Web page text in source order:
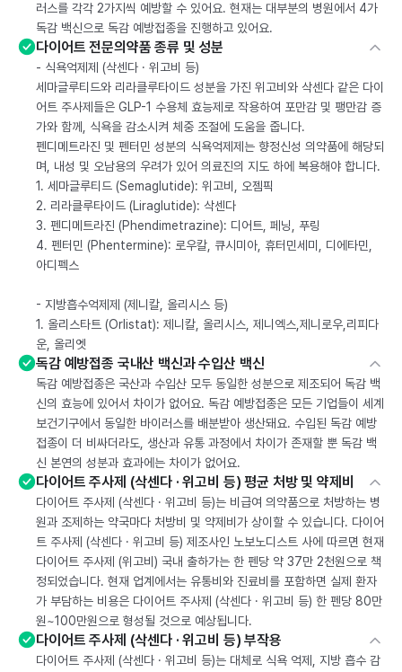
러스를 각각 2가지씩 예방할 수 있어요. 현재는 대부분의 병원에서 4가
독감 백신으로 독감 예방접종을 진행하고 있어요.
다이어트 전문의약품 종류 및 성분
- 식욕억제제 (삭센다 · 위고비 등)
세마글루티드와 리라클루타이드 성분을 가진 위고비와 삭센다 같은 다이
어트 주사제들은 GLP-1 수용체 효능제로 작용하여 포만감 및 팽만감 증
가와 함께, 식욕을 감소시켜 체중 조절에 도움을 줍니다.
펜디메트라진 및 펜터민 성분의 식욕억제제는 향정신성 의약품에 해당되
며, 내성 및 오남용의 우려가 있어 의료진의 지도 하에 복용해야 합니다.
1. 세마글루티드 (Semaglutide): 위고비, 오젬픽
2. 리라클루타이드 (Liraglutide): 삭센다
3. 펜디메트라진 (Phendimetrazine): 디어트, 페닝, 푸링
4. 펜터민 (Phentermine): 로우칼, 큐시미아, 휴터민세미, 디에타민,
아디펙스
- 지방흡수억제제 (제니칼, 올리시스 등)
1. 올리스타트 (Orlistat): 제니칼, 올리시스, 제니엑스,제니로우,리피다
운, 올리엣
독감 예방접종 국내산 백신과 수입산 백신
독감 예방접종은 국산과 수입산 모두 동일한 성분으로 제조되어 독감 백
신의 효능에 있어서 차이가 없어요. 독감 예방접종은 모든 기업들이 세계
보건기구에서 동일한 바이러스를 배분받아 생산돼요. 수입된 독감 예방
접종이 더 비싸더라도, 생산과 유통 과정에서 차이가 존재할 뿐 독감 백
신 본연의 성분과 효과에는 차이가 없어요.
다이어트 주사제 (삭센다 · 위고비 등) 평균 처방 및 약제비
다이어트 주사제 (삭센다 · 위고비 등)는 비급여 의약품으로 처방하는 병
원과 조제하는 약국마다 처방비 및 약제비가 상이할 수 있습니다. 다이어
트 주사제 (삭센다 · 위고비 등) 제조사인 노보노디스트 사에 따르면 현재
다이어트 주사제 (위고비) 국내 출하가는 한 펜당 약 37만 2천원으로 책
정되었습니다. 현재 업계에서는 유통비와 진료비를 포함하면 실제 환자
가 부담하는 비용은 다이어트 주사제 (삭센다 · 위고비 등) 한 펜당 80만
원~100만원으로 형성될 것으로 예상됩니다.
다이어트 주사제 (삭센다 · 위고비 등) 부작용
다이어트 주사제 (삭센다 · 위고비 등)는 대체로 식욕 억제, 지방 흡수 감